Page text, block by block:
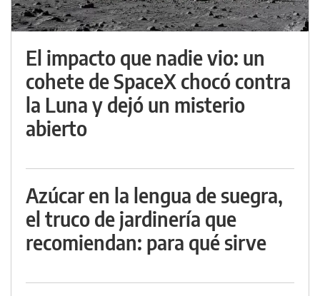
El impacto que nadie vio: un
cohete de SpaceX chocó contra
la Luna y dejó un misterio
abierto
Azúcar en la lengua de suegra,
el truco de jardinería que
recomiendan: para qué sirve